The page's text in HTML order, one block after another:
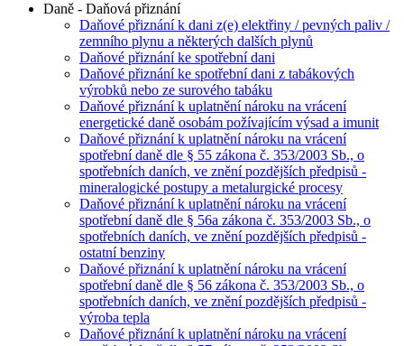
Daně - Daňová přiznání
Daňové přiznání k dani z(e) elektřiny / pevných paliv /
zemního plynu a některých dalších plynů
Daňové přiznání ke spotřební dani
Daňové přiznání ke spotřební dani z tabákových
výrobků nebo ze surového tabáku
Daňové přiznání k uplatnění nároku na vrácení
energetické daně osobám požívajícím výsad a imunit
Daňové přiznání k uplatnění nároku na vrácení
spotřební daně dle § 55 zákona č. 353/2003 Sb., o
spotřebních daních, ve znění pozdějších předpisů -
mineralogické postupy a metalurgické procesy
Daňové přiznání k uplatnění nároku na vrácení
spotřební daně dle § 56a zákona č. 353/2003 Sb., o
spotřebních daních, ve znění pozdějších předpisů -
ostatní benziny
Daňové přiznání k uplatnění nároku na vrácení
spotřební daně dle § 56 zákona č. 353/2003 Sb., o
spotřebních daních, ve znění pozdějších předpisů -
výroba tepla
Daňové přiznání k uplatnění nároku na vrácení